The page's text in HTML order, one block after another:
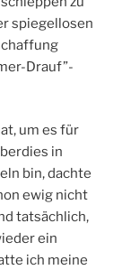
spiegellosen
Drauf”-
um es für
in
bin, dachte
ewig nicht
tatsächlich,
ein
ich meine